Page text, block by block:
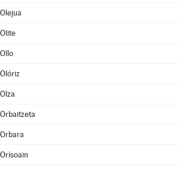
Olejua
Olite
Ollo
Olóriz
Olza
Orbaitzeta
Orbara
Orísoain